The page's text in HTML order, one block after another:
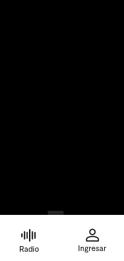
Radio Ingresar